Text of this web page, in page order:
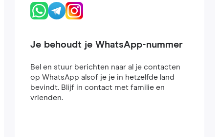
Je behoudt je WhatsApp-nummer
Bel en stuur berichten naar al je contacten
op WhatsApp alsof je je in hetzelfde land
bevindt. Blijf in contact met familie en
vrienden.